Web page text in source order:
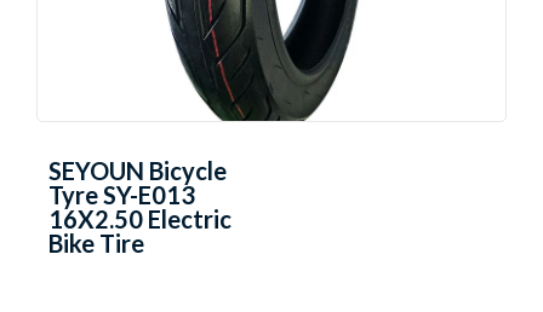
SEYOUN Bicycle
Tyre SY-E013
16X2.50 Electric
Bike Tire